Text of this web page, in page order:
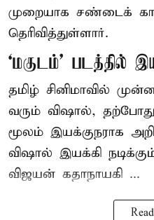
முறையாக சண்டைக்
தெரிவித்துள்ளார்.
‘மகுடம்’ படத்தில்
தமிழ் சினிமாவில்
வரும் விஷால்,
மூலம் இயக்குநராக
விஷால் இயக்கி
விஜயன் கதாநாயகி ...